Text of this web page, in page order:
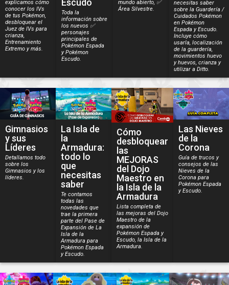
explicamos cómo
conocer los IVs
de tus Pokémon,
desbloquear el
Juez de IVs para
crianza,
Entrenamiento
Extremo y más.
Escudo
Toda la
información sobre
los nuevos ✅
personajes
principales de
Pokémon Espada
y Pokémon
Escudo.
mundo abierto, ✅
Área Silvestre.
necesitas saber
sobre la Guardería /
Cuidados Pokémon
en Pokémon
Espada y Escudo.
Incluye cómo
usarla, localización
de la guardería,
movimientos huevo
y huevos, crianza y
utilizar a Ditto.
Gimnasios
y sus
Líderes
Detallamos todo
sobre los
Gimnasios y los
líderes.
La Isla de
la
Armadura:
todo lo
que
necesitas
saber
Te contamos
todas las
novedades que
trae la primera
parte del Pase de
Expansión de La
Isla de la
Armadura para
Pokémon Espada
y Escudo.
Cómo
desbloquear
las
MEJORAS
del Dojo
Maestro en
la Isla de la
Armadura
Lista completa de
las mejoras del Dojo
Maestro de la
expansión de
Pokémon Espada y
Escudo, la Isla de la
Armadura.
Las Nieves
de la
Corona
Guía de trucos y
consejos de las
Nieves de la
Corona para
Pokémon Espada
y Escudo.